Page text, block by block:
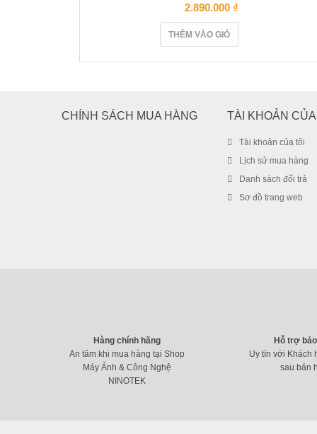
2.890.000 ₫
THÊM VÀO GIỎ
CHÍNH SÁCH MUA HÀNG TÀI KHOẢN CỦA
Tài khoản của tôi
Lịch sử mua hàng
Danh sách đổi trả
Sơ đồ trang web
Hàng chính hãng
An tâm khi mua hàng tại Shop
Máy Ảnh & Công Nghệ
NINOTEK
Hỗ trợ
Uy tín với Khách
sau bán